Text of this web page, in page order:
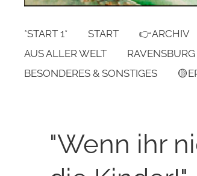
*START 1* START 👉ARCHIV
AUS ALLER WELT
RAVENSBURG
BESONDERES & SONSTIGES
"Wenn ihr